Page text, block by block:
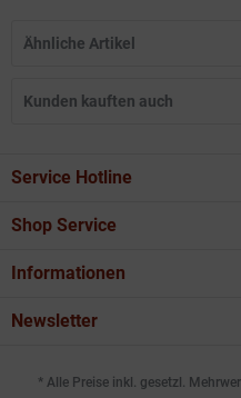
Ähnliche Artikel
Kunden kauften auch
Service Hotline
Shop Service
Informationen
Newsletter
* Alle Preise inkl. gesetzl.